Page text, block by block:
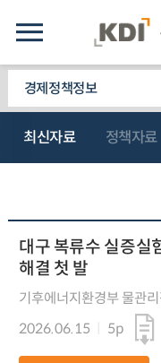
경제정책정보
최신자료 정책자료
대구 복류수 실증실
해결 첫 발
기후에너지환경부 물관
2026.06.15
5p